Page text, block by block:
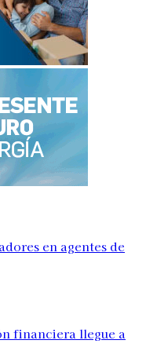
en agentes de
financiera llegue a